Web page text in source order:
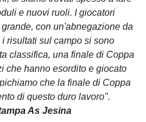
e nuovi ruoli. I giocatori
con un'abnegazione da
risultati sul campo si sono
classifica, una finale di Coppa
che hanno esordito e giocato
che la finale di Coppa
di questo duro lavoro".
As Jesina